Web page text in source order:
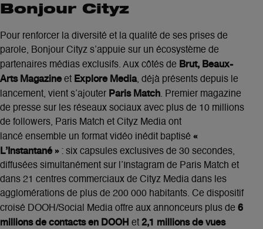
Bonjour Cityz
Pour renforcer la diversité et la qualité de ses prises de
parole, Bonjour Cityz s’appuie sur un écosystème de
partenaires médias exclusifs. Aux côtés de Brut, Beaux-
Arts Magazine et Explore Media, déjà présents depuis le
lancement, vient s’ajouter Paris Match. Premier magazine
de presse sur les réseaux sociaux avec plus de 10 millions
de followers, Paris Match et Cityz Media ont
lancé ensemble un format vidéo inédit baptisé «
L’Instantané »: six capsules exclusives de 30 secondes,
diffusées simultanément sur l’Instagram de Paris Match et
dans 21 centres commerciaux de Cityz Media dans les
agglomérations de plus de 200 000 habitants. Ce dispositif
croisé DOOH/Social Media offre aux annonceurs plus de 6
millions de contacts en DOOH et 2,1 millions de vues